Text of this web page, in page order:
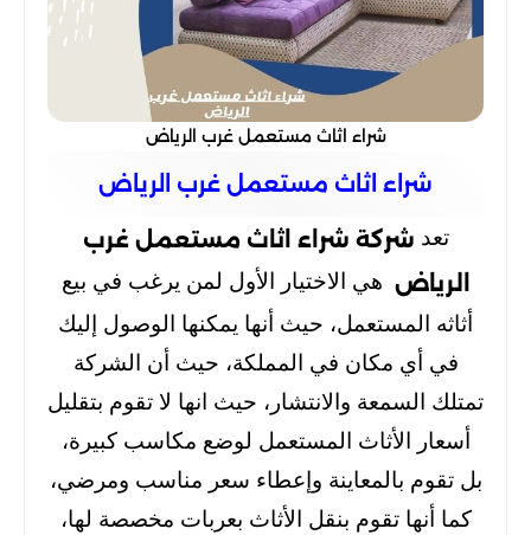
شراء اثاث مستعمل غرب الرياض
شراء اثاث مستعمل غرب الرياض
تعد شركة شراء اثاث مستعمل غرب
الرياض هي الاختيار الأول لمن يرغب في بيع
أثاثه المستعمل، حيث أنها يمكنها الوصول إليك
في أي مكان في المملكة، حيث أن الشركة
تمتلك السمعة والانتشار، حيث انها لا تقوم بتقليل
أسعار الأثاث المستعمل لوضع مكاسب كبيرة،
بل تقوم بالمعاينة وإعطاء سعر مناسب ومرضي،
كما أنها تقوم بنقل الأثاث بعربات مخصصة لها،